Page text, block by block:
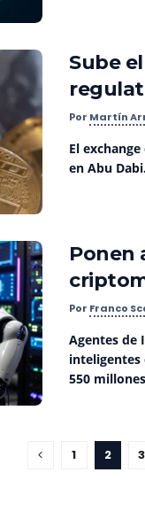
Sube
Por Martín
El
en Abu
Ponen
Por Franco
Agentes de
inteligentes
550
1 2 3